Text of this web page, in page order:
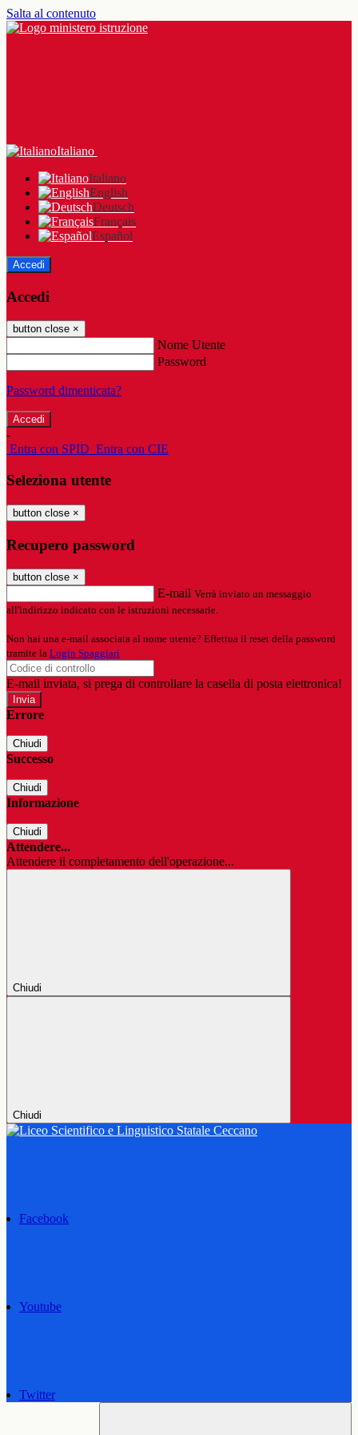
Salta al contenuto
Italiano
Italiano
English
Deutsch
Français
Español
Accedi
Accedi
button close ×
Nome Utente
Password
Password dimenticata?
-
Entra con SPID Entra con CIE
Seleziona utente
button close ×
Recupero password
button close ×
E-mail Verrà inviato un messaggio
all'indirizzo indicato con le istruzioni necessarie.
Non hai una e-mail associata al nome utente? Effettua il reset della password
tramite la Login Spaggiari
E-mail inviata, si prega di controllare la casella di posta elettronica!
Errore
Chiudi
Successo
Chiudi
Informazione
Chiudi
Attendere...
Attendere il completamento dell'operazione...
Chiudi
Chiudi
Facebook
Youtube
Twitter